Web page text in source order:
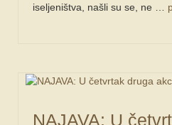
iseljeništva, našli su se, ne …
NAJAVA: U